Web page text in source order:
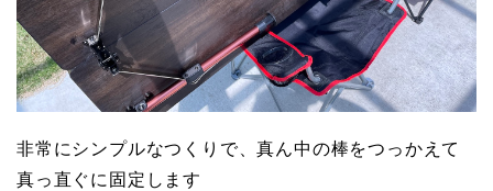
非常にシンプルなつくりで、真ん中の棒をつっかえて
真っ直ぐに固定します